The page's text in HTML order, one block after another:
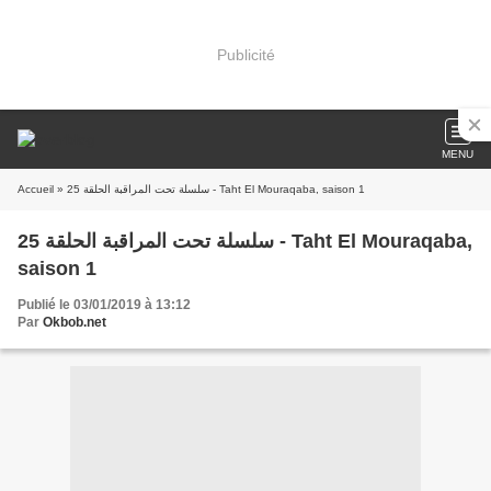
Publicité
MENU
Accueil » سلسلة تحت المراقبة الحلقة 25 - Taht El Mouraqaba, saison 1
سلسلة تحت المراقبة الحلقة 25 - Taht El Mouraqaba,
saison 1
Publié le 03/01/2019 à 13:12
Par Okbob.net